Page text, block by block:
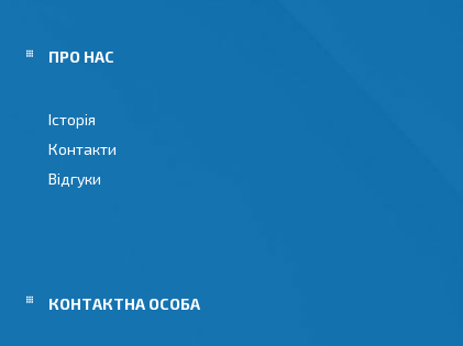
ПРО НАС
Історія
Контакти
Відгуки